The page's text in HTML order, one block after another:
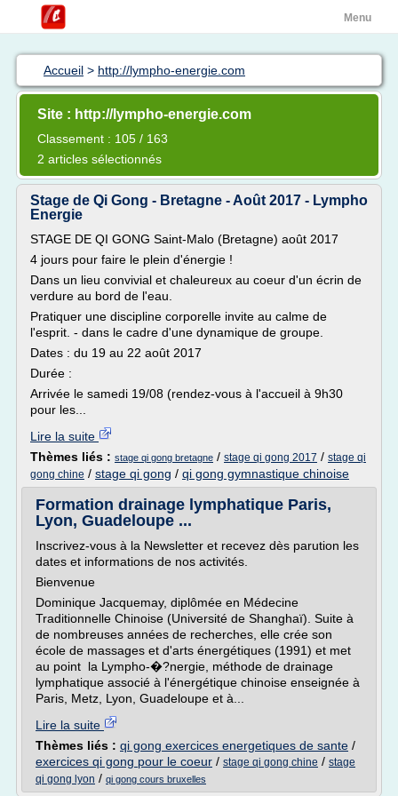
Menu
Accueil > http://lympho-energie.com
Site : http://lympho-energie.com
Classement : 105 / 163
2 articles sélectionnés
Stage de Qi Gong - Bretagne - Août 2017 - Lympho
Energie
STAGE DE QI GONG Saint-Malo (Bretagne) août 2017
4 jours pour faire le plein d'énergie !
Dans un lieu convivial et chaleureux au coeur d'un écrin de
verdure au bord de l'eau.
Pratiquer une discipline corporelle invite au calme de
l'esprit. - dans le cadre d'une dynamique de groupe.
Dates : du 19 au 22 août 2017
Durée :
Arrivée le samedi 19/08 (rendez-vous à l'accueil à 9h30
pour les...
Lire la suite
Thèmes liés : stage qi gong bretagne / stage qi gong 2017 / stage qi
gong chine / stage qi gong / qi gong gymnastique chinoise
Formation drainage lymphatique Paris,
Lyon, Guadeloupe ...
Inscrivez-vous à la Newsletter et recevez dès parution les
dates et informations de nos activités.
Bienvenue
Dominique Jacquemay, diplômée en Médecine
Traditionnelle Chinoise (Université de Shanghaï). Suite à
de nombreuses années de recherches, elle crée son
école de massages et d'arts énergétiques (1991) et met
au point la Lympho-�?nergie, méthode de drainage
lymphatique associé à l'énergétique chinoise enseignée à
Paris, Metz, Lyon, Guadeloupe et à...
Lire la suite
Thèmes liés : qi gong exercices energetiques de sante /
exercices qi gong pour le coeur / stage qi gong chine / stage
qi gong lyon / qi gong cours bruxelles